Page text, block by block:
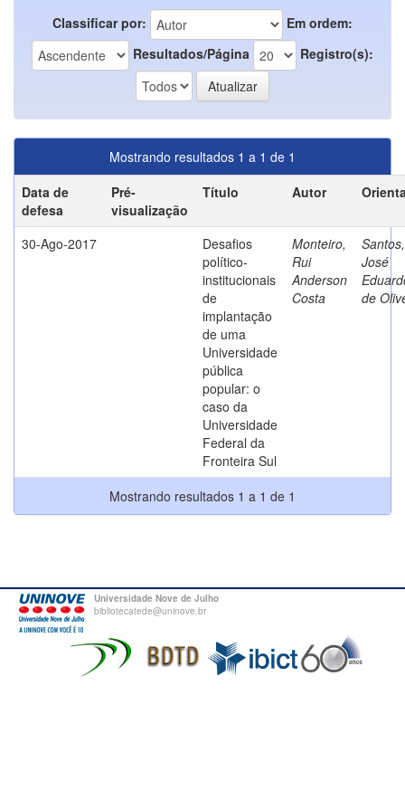
Classificar por:
Em ordem:
Resultados/Página
Registro(s):
Mostrando resultados 1 a 1 de 1
Data de
defesa
Pré-
visualização
Título Autor
30-Ago-2017
Desafios
político-
institucionais
de
implantação
de uma
Universidade
pública
popular: o
caso da
Universidade
Federal da
Fronteira Sul
Monteiro,
Rui
Anderson
Costa
Santos,
José
de
Mostrando resultados 1 a 1 de 1
Universidade Nove de Julho
bibliotecatede@uninove.br